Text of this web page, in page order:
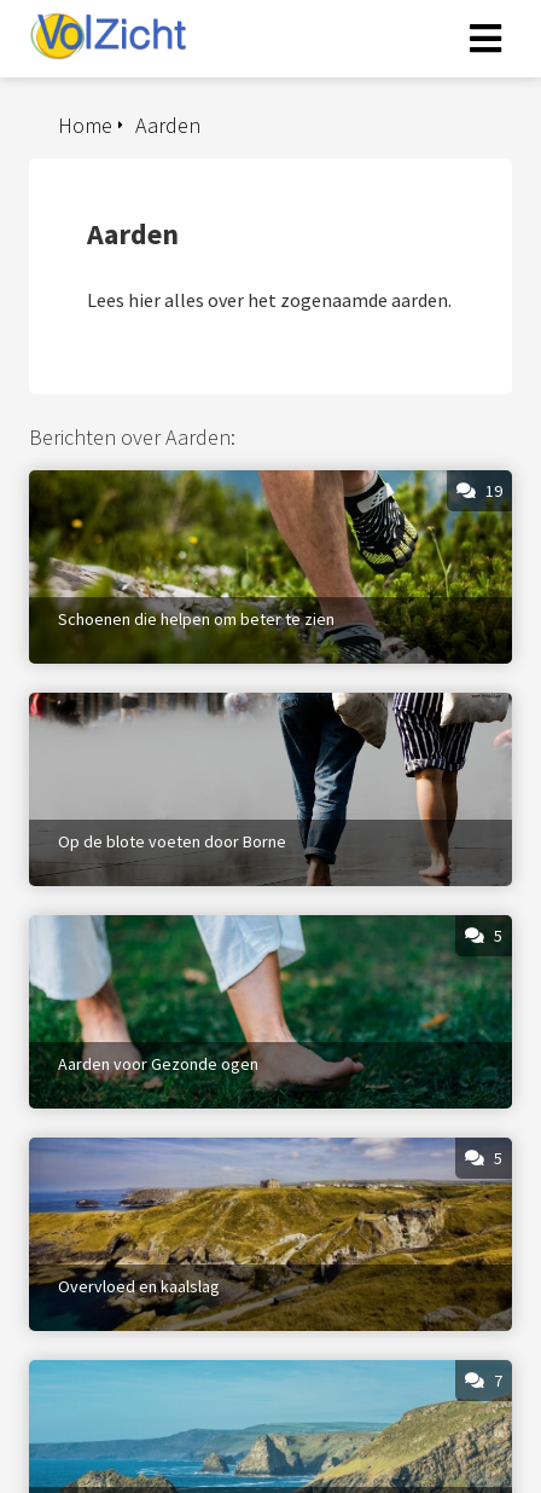
Aarden
Home
Aarden
Lees hier alles over het zogenaamde aarden.
Berichten over Aarden:
19
Schoenen die helpen om beter te zien
Op de blote voeten door Borne
5
Aarden voor Gezonde ogen
5
Overvloed en kaalslag
7